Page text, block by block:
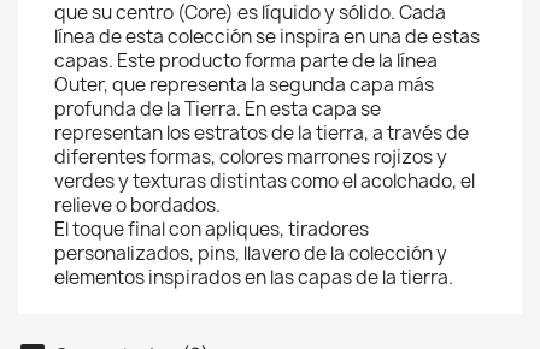
que su centro (Core) es líquido y sólido. Cada
línea de esta colección se inspira en una de estas
capas. Este producto forma parte de la línea
Outer, que representa la segunda capa más
profunda de la Tierra. En esta capa se
representan los estratos de la tierra, a través de
diferentes formas, colores marrones rojizos y
verdes y texturas distintas como el acolchado, el
relieve o bordados.
El toque final con apliques, tiradores
personalizados, pins, llavero de la colección y
elementos inspirados en las capas de la tierra.